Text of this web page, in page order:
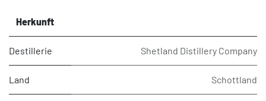
Herkunft
Destillerie Shetland Distillery Company
Land Schottland